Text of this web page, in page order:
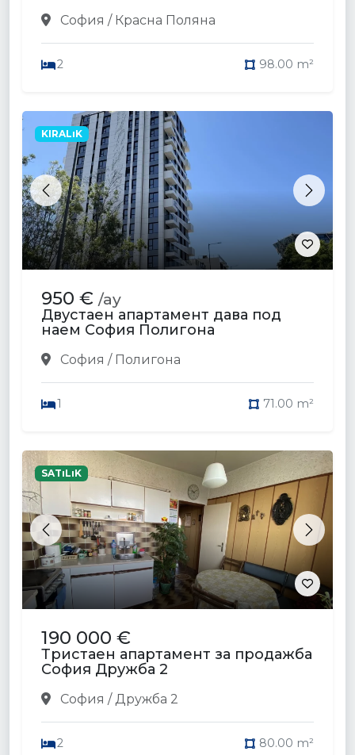
София / Красна Поляна
2 98.00 m²
Previous Next
KIRALıK
950 € /ay
Двустаен апартамент дава под
наем София Полигона
София / Полигона
1 71.00 m²
Previous Next
SATıLıK
190 000 €
Тристаен апартамент за продажба
София Дружба 2
София / Дружба 2
2 80.00 m²